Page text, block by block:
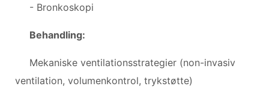
- Bronkoskopi
Behandling:
Mekaniske ventilationsstrategier (non-invasiv
ventilation, volumenkontrol, trykstøtte)